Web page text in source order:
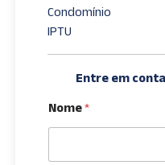
Condomínio
IPTU
Entre em
Nome*